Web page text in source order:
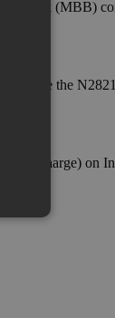
break (MBB)
while the
(Charge) on